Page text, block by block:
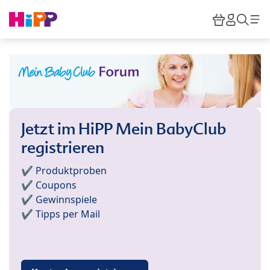
HiPP
Jetzt im HiPP Mein BabyClub
registrieren
✔️ Produktproben
✔️ Coupons
✔️ Gewinnspiele
✔️ Tipps per Mail